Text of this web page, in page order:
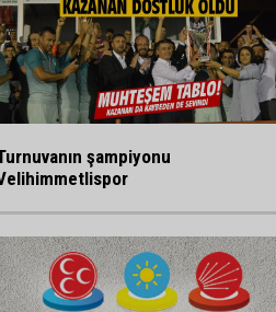
şampiyonu